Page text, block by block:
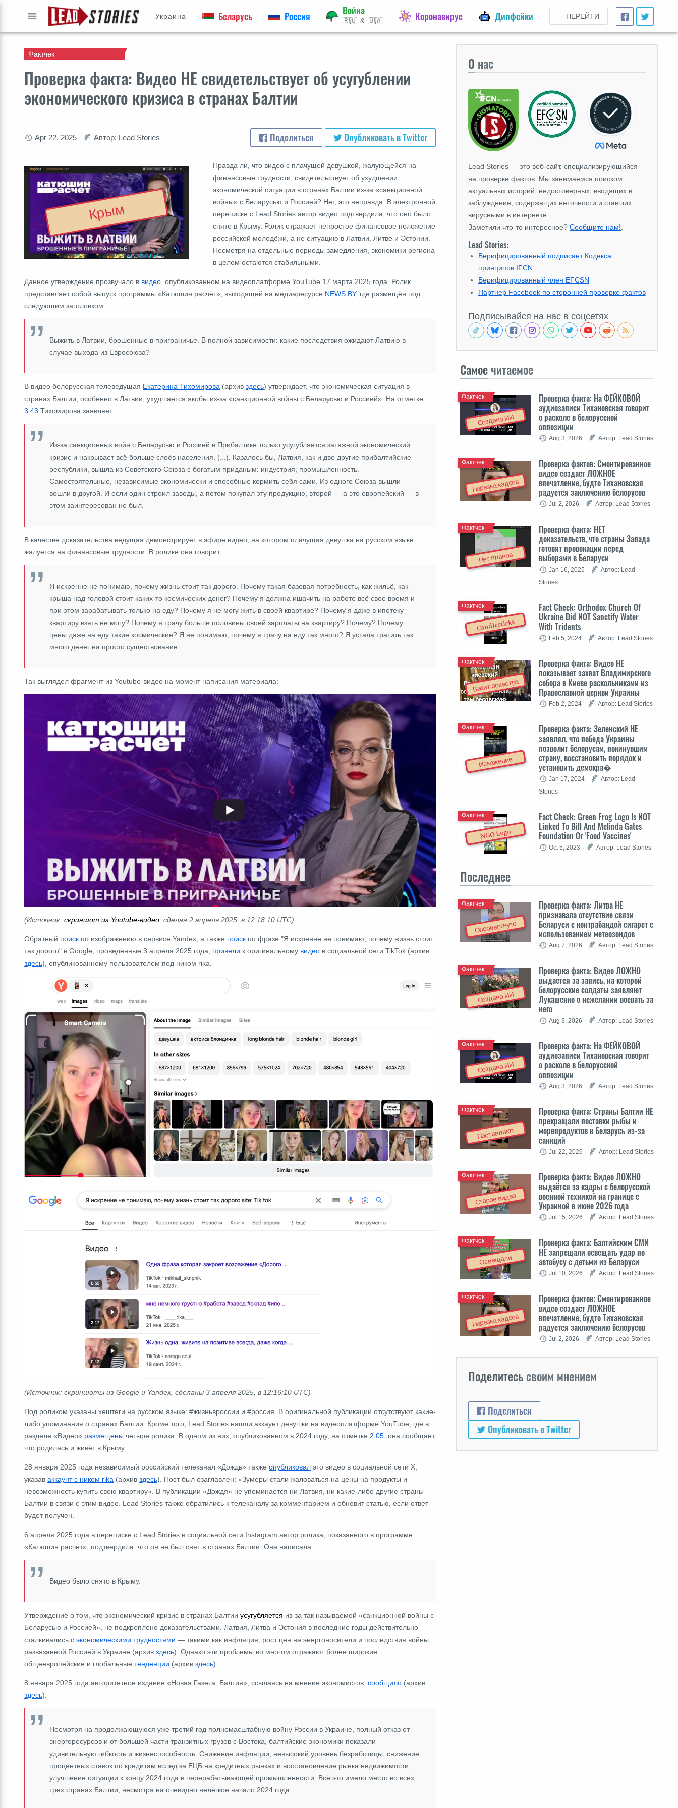
ПЕРЕЙТИ
Украина Беларусь Россия Война
🇷🇺 & 🇺🇦 Коронавирус Дипфейки
Проверка факта: Видео НЕ свидетельствует об усугублении
экономического кризиса в странах Балтии
Фактчек
Apr 22, 2025 Автор: Lead Stories Поделиться Опубликовать в Twitter
Крым
Правда ли, что видео с плачущей девушкой, жалующейся на
финансовые трудности, свидетельствует об ухудшении
экономической ситуации в странах Балтии из-за «санкционной
войны» с Беларусью и Россией? Нет, это неправда. В электронной
переписке с Lead Stories автор видео подтвердила, что оно было
снято в Крыму. Ролик отражает непростое финансовое положение
российской молодёжи, а не ситуацию в Латвии, Литве и Эстонии.
Несмотря на отдельные периоды замедления, экономики региона
в целом остаются стабильными.
Данное утверждение прозвучало в видео , опубликованном на видеоплатформе YouTube 17 марта 2025 года. Ролик
представляет собой выпуск программы «Катюшин расчёт», выходящей на медиаресурсе NEWS.BY, где размещён под
следующим заголовком:
Выжить в Латвии, брошенные в приграничье. В полной зависимости: какие последствия ожидают Латвию в
случае выхода из Евросоюза?
В видео белорусская телеведущая Екатерина Тихомирова (архив здесь) утверждает, что экономическая ситуация в
странах Балтии, особенно в Латвии, ухудшается якобы из-за «санкционной войны с Беларусью и Россией». На отметке
3:43 Тихомирова заявляет:
Из-за санкционных войн с Беларусью и Россией в Прибалтике только усугубляется затяжной экономический
кризис и накрывает всё больше слоёв населения. (...).
Казалось бы, Латвия, как и две другие прибалтийские
республики, вышла из Советского Союза с богатым приданым: индустрия, промышленность.
Самостоятельные, независимые экономически и способные кормить себя сами. Из одного Союза вышли ―
вошли в другой. И если один строил заводы, а потом покупал эту продукцию, второй ― а это европейский ― в
этом заинтересован не был.
В качестве доказательства ведущая демонстрирует в эфире видео, на котором плачущая девушка на русском языке
жалуется на финансовые трудности. В ролике она говорит:
Я искренне не понимаю, почему жизнь стоит так дорого. Почему такая базовая потребность, как жильё, как
крыша над головой стоит каких-то космических денег? Почему я должна ишачить на работе всё свое время и
при этом зарабатывать только на еду? Почему я не могу жить в своей квартире? Почему я даже в ипотеку
квартиру взять не могу? Почему я трачу больше половины своей зарплаты на квартиру? Почему? Почему
цены даже на еду такие космические? Я не понимаю, почему я трачу на еду так много? Я устала тратить так
много денег на просто существование.
Так выглядел фрагмент из Youtube-видео на момент написания материала:
(Источник: скриншот из Youtube-видео, сделан 2 апреля 2025, в 12:18:10 UTC)
Обратный поиск по изображению в сервисе Yandex, а также поиск по фразе "Я искренне не понимаю, почему жизнь стоит
так дорого" в Google, проведённые 3 апреля 2025 года, привели к оригинальному видео в cоциальной сети TikTok (архив
здесь), опубликованному пользователем под ником rika.
(Источник: скриншоты из Google и Yandex, сделаны 3 апреля 2025, в 12:16:10 UTC)
Под роликом указаны хештеги на русском языке: #жизньвроссии и #россия. В оригинальной публикации отсутствуют какие-
либо упоминания о странах Балтии. Кроме того, Lead Stories нашли аккаунт девушки на видеоплатформе YouTube, где в
разделе «Видео» размещены четыре ролика. В одном из них, опубликованном в 2024 году, на отметке 2:05 , она сообщает,
что родилась и живёт в Крыму.
28 января 2025 года независимый российский телеканал «Дождь» также опубликовал это видео в социальной сети X,
указав аккаунт с ником rika (архив здесь). Пост был озаглавлен: «Зумеры стали жаловаться на цены на продукты и
невозможность купить свою квартиру». В публикации «Дождя» не упоминается ни Латвия, ни какие-либо другие страны
Балтии в связи с этим видео. Lead Stories также обратились к телеканалу за комментарием и обновит статью, если ответ
будет получен.
6 апреля 2025 года в переписке с Lead Stories в социальной сети Instagram автор ролика, показанного в программе
«Катюшин расчёт», подтвердила, что он не был снят в странах Балтии. Она написала:
Видео было снято в Крыму.
Утверждение о том, что экономический кризис в странах Балтии усугубляется из-за так называемой «санкционной войны с
Беларусью и Россией», не подкреплено доказательствами. Латвия, Литва и Эстония в последние годы действительно
сталкивались с экономическими трудностями ― такими как инфляция, рост цен на энергоносители и последствия войны,
развязанной Россией в Украине (архив здесь). Однако эти проблемы во многом отражают более широкие
общеевропейские и глобальные тенденции (архив здесь).
8 января 2025 года авторитетное издание «Новая Газета. Балтия», ссылаясь на мнение экономистов, сообщило (архив
здесь):
Несмотря на продолжающуюся уже третий год полномасштабную войну России в Украине, полный отказ от
энергоресурсов и от большей части транзитных грузов с Востока, балтийские экономики показали
удивительную гибкость и жизнеспособность. Снижение инфляции, невысокий уровень безработицы, снижение
процентных ставок по кредитам вслед за ЕЦБ на кредитных рынках и восстановление рынка недвижимости,
улучшение ситуации к концу 2024 года в перерабатывающей промышленности. Всё это имело место во всех
трех странах Балтии, несмотря на очевидно нелёгкое начало 2024 года.
О нас
Lead Stories — это веб-сайт, специализирующийся
на проверке фактов. Мы занимаемся поиском
актуальных историй: недостоверных, вводящих в
заблуждение, содержащих неточности и ставших
вирусными в интернете.
Заметили что-то интересное? Сообщите нам!
Lead Stories:
Верифицированный подписант Кодекса
принципов IFCN
Верифицированный член EFCSN
Партнер Facebook по сторонней проверке фактов
Подписывайся на нас в соцсетях
Самое читаемое
Создано ИИ
Проверка факта: На ФЕЙКОВОЙ
аудиозаписи Тихановская говорит
о расколе в белорусской
оппозиции
Фактчек
Aug 3, 2026 Автор: Lead Stories
Нарезка кадров
Проверка фактов: Cмонтированное
видео создает ЛОЖНОЕ
впечатление, будто Тихановская
радуется заключению белорусов
Фактчек
Jul 2, 2026 Автор: Lead Stories
Нет планов
Проверка факта: НЕТ
доказательств, что страны Запада
готовят провокации перед
выборами в Беларуси
Фактчек
Jan 16, 2025
Автор: Lead
Stories
Candlesticks
Fact Check: Orthodox Church Of
Ukraine Did NOT Sanctify Water
With Tridents
Фактчек
Feb 5, 2024 Автор: Lead Stories
Визит оркестра
Проверка факта: Видео НЕ
показывает захват Владимирского
собора в Киеве раскольниками из
Православной церкви Украины
Фактчек
Feb 2, 2024 Автор: Lead Stories
Искажение
Проверка факта: Зеленский НЕ
заявлял, что победа Украины
позволит белорусам, покинувшим
страну, восстановить порядок и
установить демокра�
Фактчек
Jan 17, 2024
Автор: Lead
Stories
NGO Logo
Fact Check: Green Frog Logo Is NOT
Linked To Bill And Melinda Gates
Foundation Or 'Food Vaccines'
Фактчек
Oct 5, 2023 Автор: Lead Stories
Последнее
Опровергнуто
Проверка факта: Литва НЕ
признавала отсутствие связи
Беларуси с контрабандой сигарет с
использованием метеозондов
Фактчек
Aug 7, 2026 Автор: Lead Stories
Создано ИИ
Проверка факта: Видео ЛОЖНО
выдается за запись, на которой
белорусские солдаты заявляют
Лукашенко о нежелании воевать за
него
Фактчек
Aug 3, 2026 Автор: Lead Stories
Создано ИИ
Проверка факта: На ФЕЙКОВОЙ
аудиозаписи Тихановская говорит
о расколе в белорусской
оппозиции
Фактчек
Aug 3, 2026 Автор: Lead Stories
Поставляют
Проверка факта: Cтраны Балтии НЕ
прекращали поставки рыбы и
морепродуктов в Беларусь из-за
санкций
Фактчек
Jul 22, 2026 Автор: Lead Stories
Старое видео
Проверка факта: Видео ЛОЖНО
выдаётся за кадры с белорусской
военной техникой на границе с
Украиной в июне 2026 года
Фактчек
Jul 15, 2026 Автор: Lead Stories
Освещали
Проверка факта: Балтийским СМИ
НЕ запрещали освещать удар по
автобусу с детьми из Беларуси
Фактчек
Jul 10, 2026 Автор: Lead Stories
Нарезка кадров
Проверка фактов: Cмонтированное
видео создает ЛОЖНОЕ
впечатление, будто Тихановская
радуется заключению белорусов
Фактчек
Jul 2, 2026 Автор: Lead Stories
Поделитесь своим мнением
Поделиться
Опубликовать в Twitter